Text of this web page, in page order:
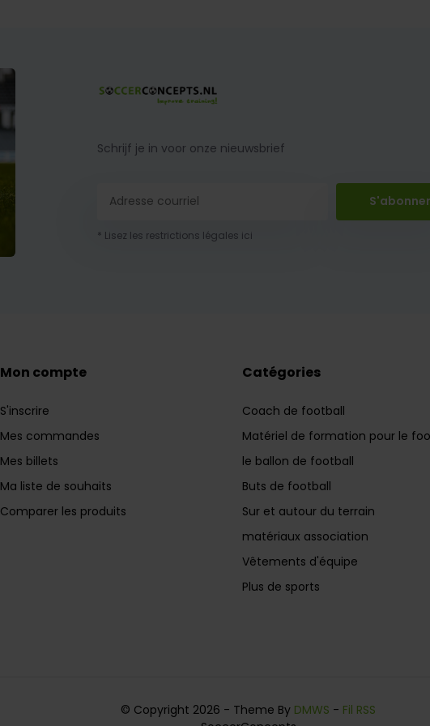
Schrijf je in voor onze nieuwsbrief
* Lisez les restrictions légales ici
Mon compte
S'inscrire
Mes commandes
Mes billets
Ma liste de souhaits
Comparer les produits
Catégories
Coach de football
Matériel de formation pour le
le ballon de football
Buts de football
Sur et autour du terrain
matériaux association
Vêtements d'équipe
Plus de sports
© Copyright 2026 - Theme By DMWS - Fil RSS